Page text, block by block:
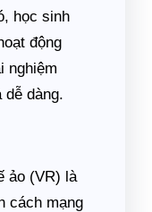
học sinh
động
nghiệm
dàng.
ảo (VR) là
cách mạng